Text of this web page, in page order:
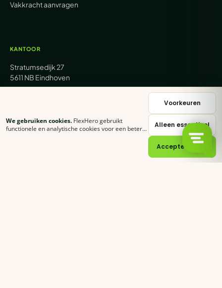
Vakkracht aanvragen
KANTOOR
Stratumsedijk 27
5611 NB Eindhoven
sales@flexhero.com
We gebruiken cookies. FlexHero gebruikt
functionele en analytische cookies voor een betere
Voorkeuren
Alleen essentieel
Accepteer alles